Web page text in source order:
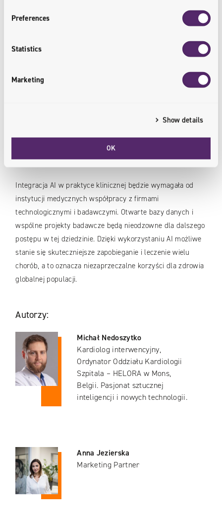
Preferences
Statistics
Marketing
Show details
OK
Podsumowanie
Sztuczna inteligencja przynosi rewolucyjne zmiany w
znacząco poprawić jakość życia pacjentów na całym
genetycznych i biomarkerów, co otworzy nowe możliwości
w obszarze personalizacji terapii.
Integracja AI w praktyce klinicznej będzie wymagała od
instytucji medycznych współpracy z firmami
technologicznymi i badawczymi. Otwarte bazy danych i
wspólne projekty badawcze będą nieodzowne dla dalszego
postępu w tej dziedzinie. Dzięki wykorzystaniu AI możliwe
stanie się skuteczniejsze zapobieganie i leczenie wielu
chorób, a to oznacza niezaprzeczalne korzyści dla zdrowia
globalnej populacji.
Autorzy:
Michał Nedoszytko
Kardiolog interwencyjny,
Ordynator Oddziału Kardiologii
Szpitala – HELORA w Mons,
Belgii. Pasjonat sztucznej
inteligencji i nowych technologii.
Anna Jezierska
Marketing Partner